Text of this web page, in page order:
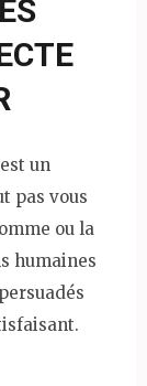
un
pas vous
ou la
humaines